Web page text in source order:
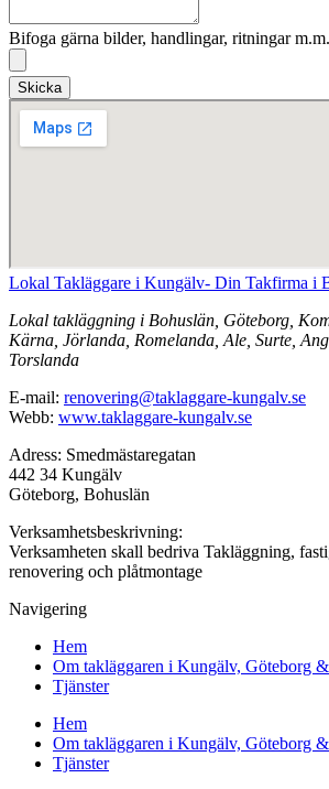
Bifoga gärna bilder, handlingar, ritningar m.m.
Skicka
Lokal Takläggare i Kungälv- Din Takfirma i
Lokal takläggning i Bohuslän, Göteborg,
Kärna, Jörlanda, Romelanda, Ale, Surte,
Torslanda
E-mail: renovering@taklaggare-kungalv.se
Webb: www.taklaggare-kungalv.se
Adress: Smedmästaregatan
442 34 Kungälv
Göteborg, Bohuslän
Verksamhetsbeskrivning:
Verksamheten skall bedriva Takläggning,
renovering och plåtmontage
Navigering
Hem
Om takläggaren i Kungälv, Göteborg
Tjänster
Hem
Om takläggaren i Kungälv, Göteborg
Tjänster